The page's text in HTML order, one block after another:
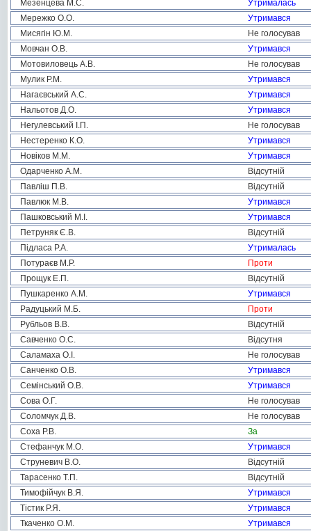
Мезенцева М.С.
Утрималась
Мережко О.О.
Утримався
Мисягін Ю.М.
Не голосував
Мовчан О.В.
Утримався
Мотовиловець А.В.
Не голосував
Мулик Р.М.
Утримався
Нагаєвський А.С.
Утримався
Нальотов Д.О.
Утримався
Негулевський І.П.
Не голосував
Нестеренко К.О.
Утримався
Новіков М.М.
Утримався
Одарченко А.М.
Відсутній
Павліш П.В.
Відсутній
Павлюк М.В.
Утримався
Пашковський М.І.
Утримався
Петруняк Є.В.
Відсутній
Підласа Р.А.
Утрималась
Потураєв М.Р.
Проти
Прощук Е.П.
Відсутній
Пушкаренко А.М.
Утримався
Радуцький М.Б.
Проти
Рубльов В.В.
Відсутній
Савченко О.С.
Відсутня
Саламаха О.І.
Не голосував
Санченко О.В.
Утримався
Семінський О.В.
Утримався
Сова О.Г.
Не голосував
Соломчук Д.В.
Не голосував
Соха Р.В.
За
Стефанчук М.О.
Утримався
Струневич В.О.
Відсутній
Тарасенко Т.П.
Відсутній
Тимофійчук В.Я.
Утримався
Тістик Р.Я.
Утримався
Ткаченко О.М.
Утримався